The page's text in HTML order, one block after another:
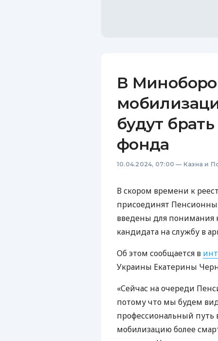
В
будут
фонда
10.04.2024, 07:00 — Казна и
В скором времени к
присоединят
введены для понимания
кандидата на службу в
Об этом сообщается в
Украины Екатерины
«Сейчас на очереди
потому что мы будем
профессиональный путь
мобилизацию более